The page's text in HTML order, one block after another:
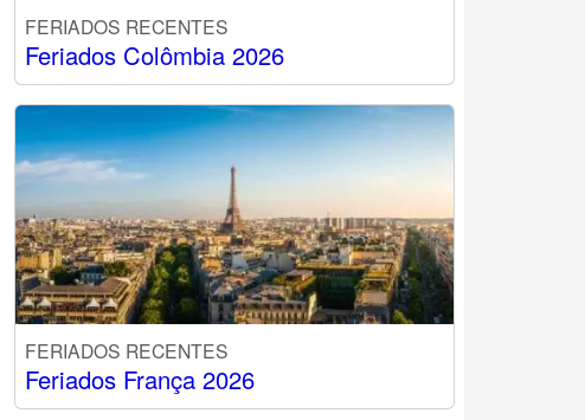
FERIADOS RECENTES
Feriados Colômbia 2026
FERIADOS RECENTES
Feriados França 2026